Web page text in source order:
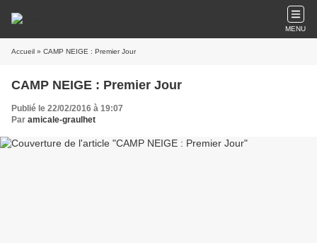
MENU
Accueil » CAMP NEIGE : Premier Jour
CAMP NEIGE : Premier Jour
Publié le 22/02/2016 à 19:07
Par amicale-graulhet